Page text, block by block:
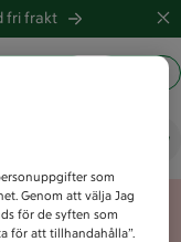
fri frakt
som
Genom att välja Jag
för de syften som
för att tillhandahålla”.